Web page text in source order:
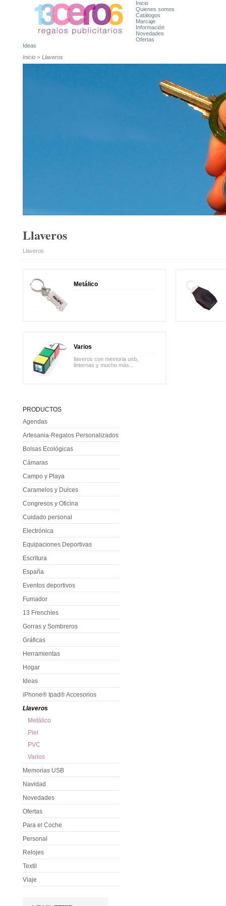
Inicio
Quienes somos
Catálogos
Marcaje
Información
Novedades
Ofertas
Ideas
Inicio > Llaveros
Llaveros
Llaveros
Metálico
Varios
llaveros con memoria usb,
linternas y mucho más...
PRODUCTOS
Agendas
Artesania-Regalos Personalizados
Bolsas Ecológicas
Cámaras
Campo y Playa
Caramelos y Dulces
Congresos y Oficina
Cuidado personal
Electrónica
Equipaciones Deportivas
Escritura
España
Eventos deportivos
Fumador
13 Frenchies
Gorras y Sombreros
Gráficas
Herramientas
Hogar
Ideas
iPhone® Ipad® Accesorios
Llaveros
Metálico
Piel
PVC
Varios
Memorias USB
Navidad
Novedades
Ofertas
Para el Coche
Personal
Relojes
Textil
Viaje